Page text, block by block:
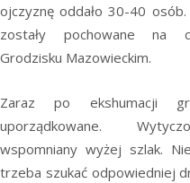
ojczyznę oddało 30-40 osób.
zostały pochowane na
Grodzisku Mazowieckim.
Zaraz po ekshumacji
uporządkowane.
wspomniany wyżej szlak.
trzeba szukać odpowiedniej